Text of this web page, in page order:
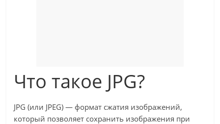
Что такое JPG?
JPG (или JPEG) — формат сжатия изображений,
который позволяет сохранить изображения при